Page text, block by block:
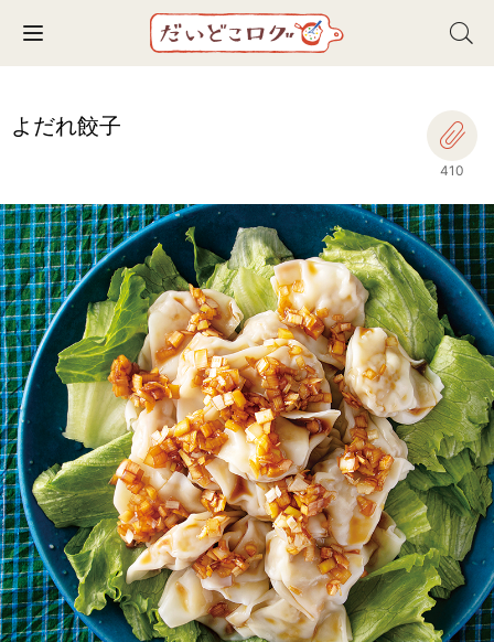
Toggle navigation
よだれ餃子
410